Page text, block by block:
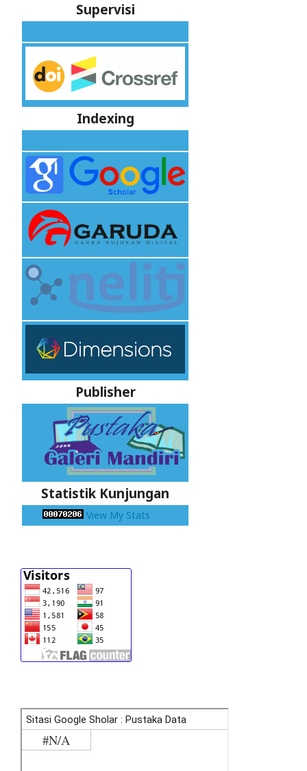
Supervisi
Indexing
Publisher
Statistik Kunjungan
View My Stats